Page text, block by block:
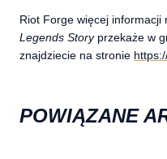
Riot Forge więcej informacji
Legends Storyprzekaże w
znajdziecie na stronie
POWIĄZANE